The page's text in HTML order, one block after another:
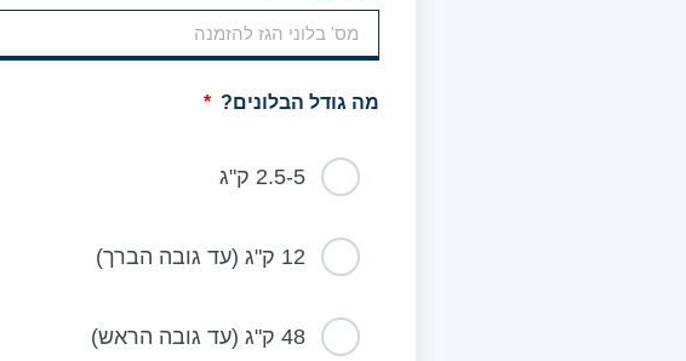
מה גודל הבלונים?
2.5-5 ק"ג
12 ק"ג (עד גובה הברך)
48 ק"ג (עד גובה הראש)